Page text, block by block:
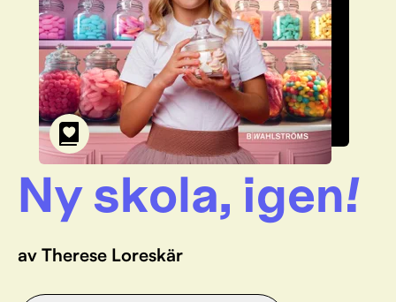
Ny skola, igen!
av Therese Loreskär